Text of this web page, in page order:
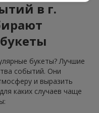
в г.
букеты? Лучшие
событий. Они
и выразить
каких случаев чаще